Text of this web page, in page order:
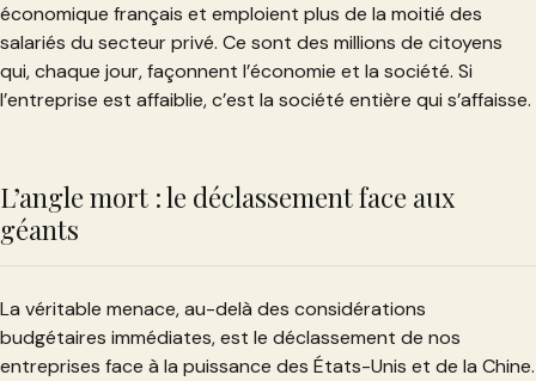
économique français et emploient plus de la moitié des
salariés du secteur privé. Ce sont des millions de citoyens
qui, chaque jour, façonnent l’économie et la société. Si
l’entreprise est affaiblie, c’est la société entière qui s’affaisse.
L’angle mort : le déclassement face aux
géants
La véritable menace, au-delà des considérations
budgétaires immédiates, est le déclassement de nos
entreprises face à la puissance des États-Unis et de la Chine.